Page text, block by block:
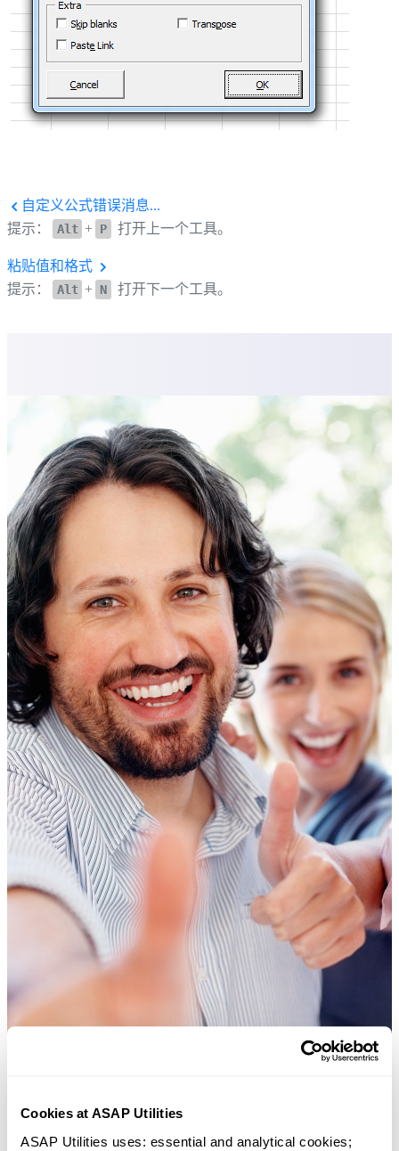
Cookies at ASAP Utilities
ASAP Utilities uses: essential and analytical cookies;
自定义公式错误消息...
提示：
Alt + P 打开上一个工具。
粘贴值和格式
提示：
Alt + N 打开下一个工具。